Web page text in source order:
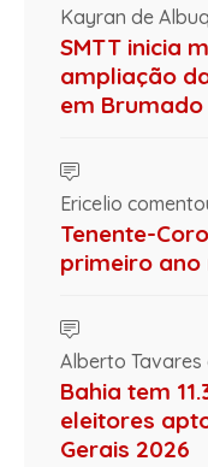
Kayran de
SMTT inicia
ampliação
em Brumado
Ericelio
Tenente-
primeiro ano
Alberto Tavares
Bahia tem
eleitores
Gerais 2026